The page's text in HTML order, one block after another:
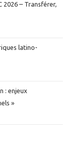
2026 – Transférer,
latino-
: enjeux
»